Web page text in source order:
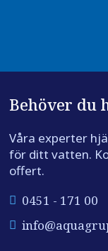
Behöver du
Våra experter
för ditt vatten.
offert.
0451 - 171 00